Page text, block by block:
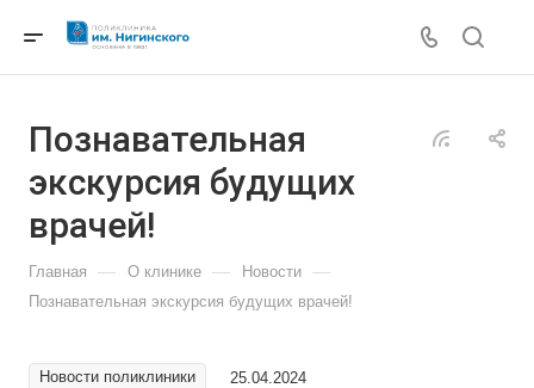
Познавательная
экскурсия будущих
врачей!
Главная — О клинике — Новости —
Познавательная экскурсия будущих врачей!
Новости поликлиники 25.04.2024